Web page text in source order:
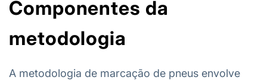
Componentes da
metodologia
A metodologia de marcação de pneus envolve